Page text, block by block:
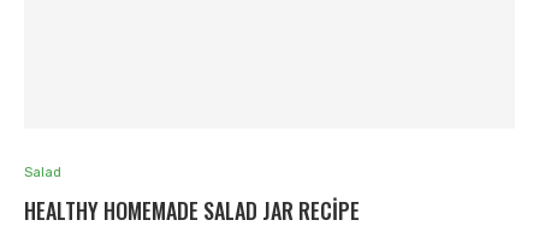
Salad
HEALTHY HOMEMADE SALAD JAR RECIPE